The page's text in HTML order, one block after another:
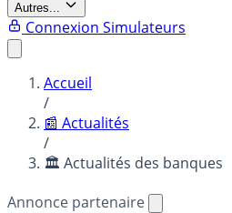
Autres...
Connexion Simulateurs
Accueil
/
📰 Actualités
/
🏛️ Actualités des banques
Annonce partenaire